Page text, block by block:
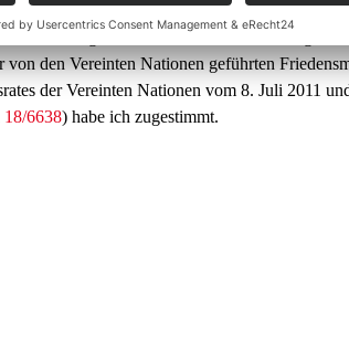
Auswärtigen Ausschusses zu dem Antrag
von den Vereinten Nationen geführten
der Vereinten Nationen vom 8. Juli 2011
18/6638) habe ich zugestimmt.